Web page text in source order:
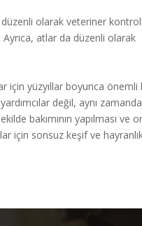
düzenli olarak veteriner
atlar da düzenli olarak
için yüzyıllar boyunca önemli
değil, aynı zamanda
bakımının yapılması ve
için sonsuz keşif ve